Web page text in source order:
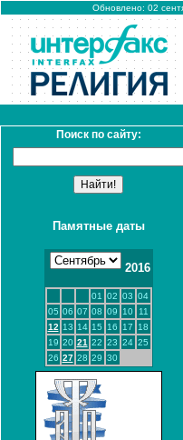
Обновлено: 02
Поиск по сайту:
Памятные даты
2016
01 02 03 04
05 06 07 08 09 10
11
12 13 14 15 16 17
18
19 20 21 22 23 24 25
26 27 28 29 30